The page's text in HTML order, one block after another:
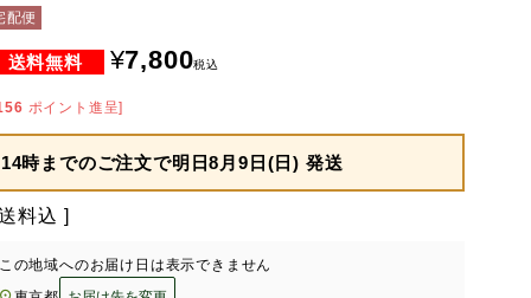
配便
¥7,800税込
ポイント進呈]
14時までのご注文で明日8月9日(日) 発送
料込
の地域へのお届け日は表示できません